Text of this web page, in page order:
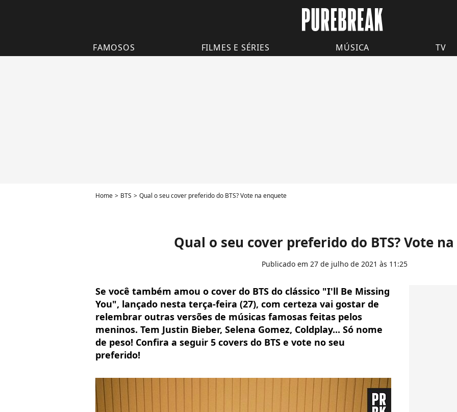
FAMOSOS FILMES E SÉRIES MÚSICA TV
Home BTS Qual o seu cover preferido do BTS? Vote na enquete
Qual o seu cover preferido do BTS? Vote
Publicado em 27 de julho de 2021 às 11:25
Se você também amou o cover do BTS do clássico "I'll Be Missing
You", lançado nesta terça-feira (27), com certeza vai gostar de
relembrar outras versões de músicas famosas feitas pelos
meninos. Tem Justin Bieber, Selena Gomez, Coldplay... Só nome
de peso! Confira a seguir 5 covers do BTS e vote no seu
preferido!